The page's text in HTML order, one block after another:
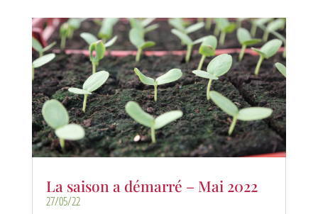
La saison a démarré – Mai 2022
27/05/22